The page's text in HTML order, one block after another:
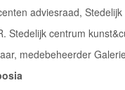
adviesraad,
Stedelijk centrum
medebeheerder